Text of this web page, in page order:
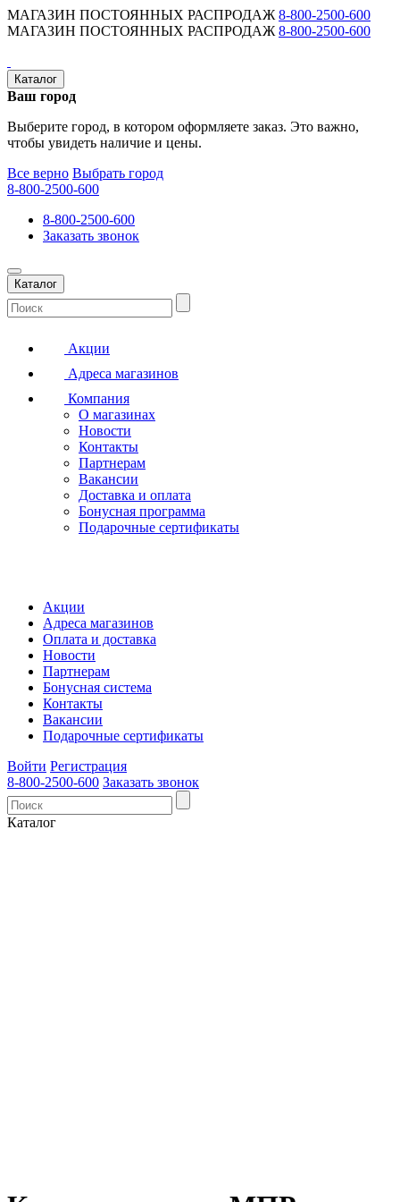
МАГАЗИН ПОСТОЯННЫХ РАСПРОДАЖ 8-800-2500-600
МАГАЗИН ПОСТОЯННЫХ РАСПРОДАЖ 8-800-2500-600
Каталог
Ваш город
Выберите город, в котором оформляете заказ. Это важно,
чтобы увидеть наличие и цены.
Все верно Выбрать город
8-800-2500-600
8-800-2500-600
Заказать звонок
Каталог
Акции
Адреса магазинов
Компания
О магазинах
Новости
Контакты
Партнерам
Вакансии
Доставка и оплата
Бонусная программа
Подарочные сертификаты
Акции
Адреса магазинов
Оплата и доставка
Новости
Партнерам
Бонусная система
Контакты
Вакансии
Подарочные сертификаты
Войти Регистрация
8-800-2500-600 Заказать звонок
Каталог